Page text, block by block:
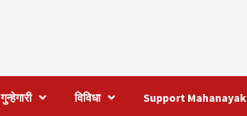
गुन्हेगारी विविधा Support Mahanayak